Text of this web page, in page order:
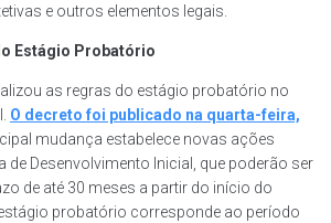
e outros elementos legais.
Estágio Probatório
as regras do estágio probatório no
O decreto foi publicado na quarta-feira,
mudança estabelece novas ações
de Desenvolvimento Inicial, que poderão ser
de até 30 meses a partir do início do
probatório corresponde ao período